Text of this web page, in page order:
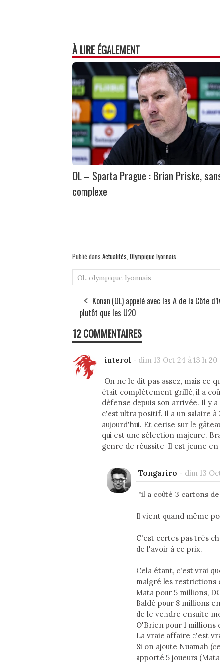
À LIRE ÉGALEMENT
OL – Sparta Prague : Brian Priske,
complexe
Publié dans Actualités, Olympique lyonnais
OL olympique lyonnais
Konan (OL) appelé avec les A de la Côte
plutôt que les U20
12 COMMENTAIRES
interol - dim 13 Oct 24 à 13 h 20
On ne le dit pas assez, mais ce
était complètement grillé, il a
défense depuis son arrivée. Il y
c'est ultra positif. Il a un salaire
aujourd'hui. Et cerise sur le
qui est une sélection majeure.
genre de réussite. Il est jeune en
Tongariro - dim 13
"il a coûté 3 cartons
Il vient quand même
C'est certes pas très
de l'avoir à ce prix.
Cela étant, c'est vrai
malgré les restrictions
Mata pour 5 millions,
Baldé pour 8 millions
de le vendre ensuite
O'Brien pour 1 millions
La vraie affaire c'est
Si on ajoute Nuamah
apporté 5 joueurs